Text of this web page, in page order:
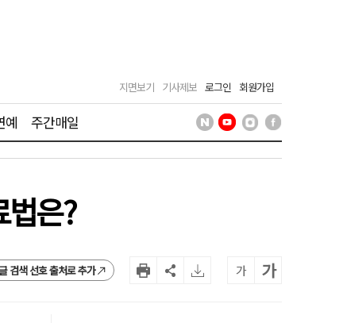
지면보기 기사제보 로그인 회원가입
예 주간매일
은?
검색 선호 출처로 추가 가 가